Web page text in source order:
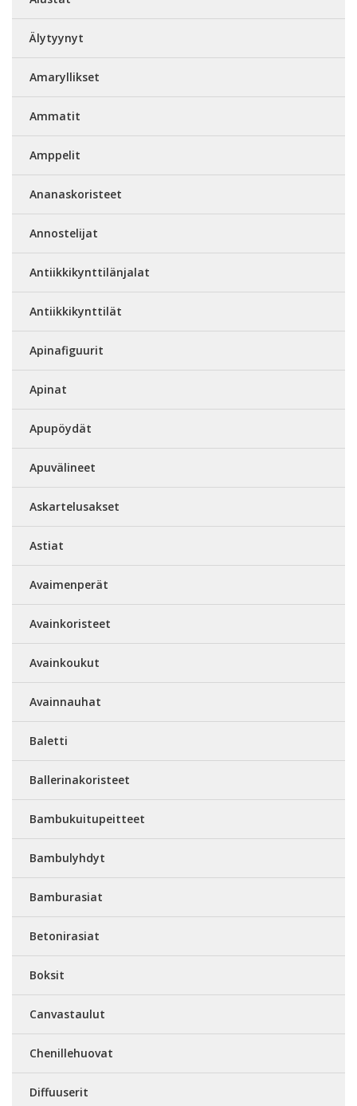
Älytyynyt
Amaryllikset
Ammatit
Amppelit
Ananaskoristeet
Annostelijat
Antiikkikynttilänjalat
Antiikkikynttilät
Apinafiguurit
Apinat
Apupöydät
Apuvälineet
Askartelusakset
Astiat
Avaimenperät
Avainkoristeet
Avainkoukut
Avainnauhat
Baletti
Ballerinakoristeet
Bambukuitupeitteet
Bambulyhdyt
Bamburasiat
Betonirasiat
Boksit
Canvastaulut
Chenillehuovat
Diffuuserit